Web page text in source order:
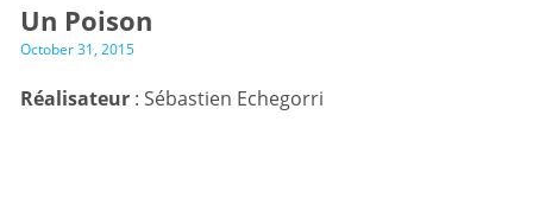
Un Poison
October 31, 2015
Réalisateur